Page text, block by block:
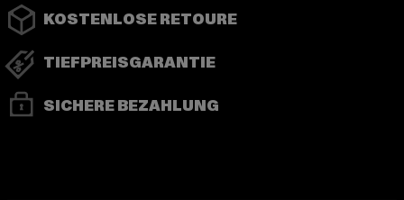
KOSTENLOSE RETOURE
TIEFPREISGARANTIE
SICHERE BEZAHLUNG